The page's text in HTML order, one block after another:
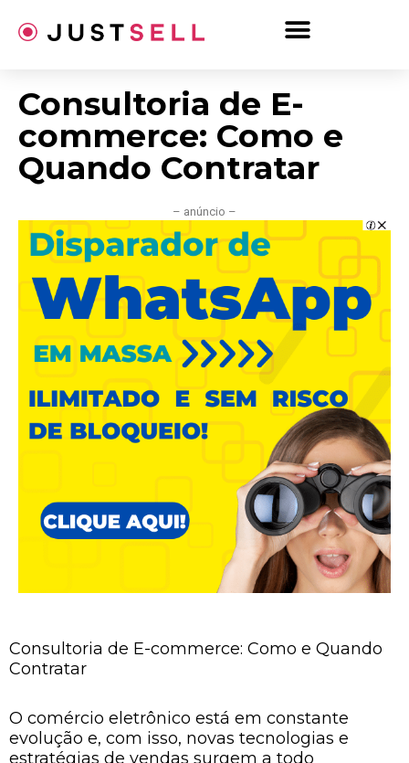
para
Consultoria de E-
commerce: Como e
Quando Contratar
– anúncio –
Consultoria de E-commerce: Como e Quando
Contratar
O comércio eletrônico está em constante
evolução e, com isso, novas tecnologias e
estratégias de vendas surgem a todo